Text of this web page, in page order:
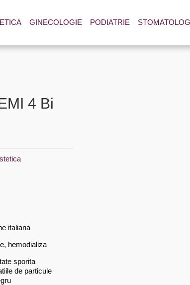
GINECOLOGIE PODIATRIE
4 Bi
italiana
hemodializa
sporita
de particule